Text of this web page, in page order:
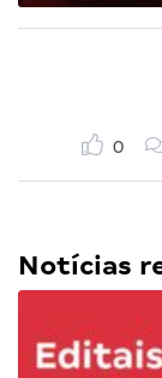
0
Notícias